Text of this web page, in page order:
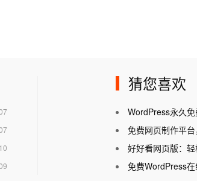
猜您喜欢
WordPress永久
免费网页制作平
好好看网页版：
免费WordPress